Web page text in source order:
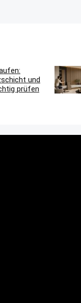
und
prüfen